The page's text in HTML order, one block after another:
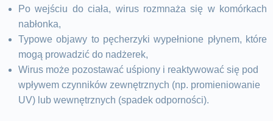
Po wejściu do ciała, wirus rozmnaża się w komórkach
nabłonka,
Typowe objawy to pęcherzyki wypełnione płynem, które
mogą prowadzić do nadżerek,
Wirus może pozostawać uśpiony i reaktywować się pod
wpływem czynników zewnętrznych (np. promieniowanie
UV) lub wewnętrznych (spadek odporności).